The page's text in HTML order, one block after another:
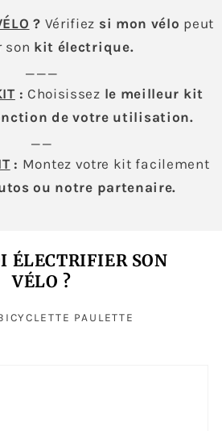
? Vérifiez si mon vélo peut
son kit électrique.
___
: Choisissez le meilleur kit
de votre utilisation.
__
: Montez votre kit facilement
ou notre partenaire.
ÉLECTRIFIER SON
VÉLO ?
PAULETTE